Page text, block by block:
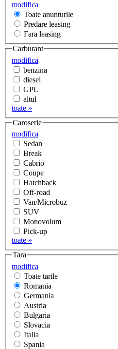
modifica
Toate anunturile
Predare leasing
Fara leasing
modifica
Carburant
benzina
diesel
GPL
altul
toate »
modifica
Caroserie
Sedan
Break
Cabrio
Coupe
Hatchback
Off-road
Van/Microbuz
SUV
Monovolum
Pick-up
toate »
modifica
Tara
Toate tarile
Romania
Germania
Austria
Bulgaria
Slovacia
Italia
Spania